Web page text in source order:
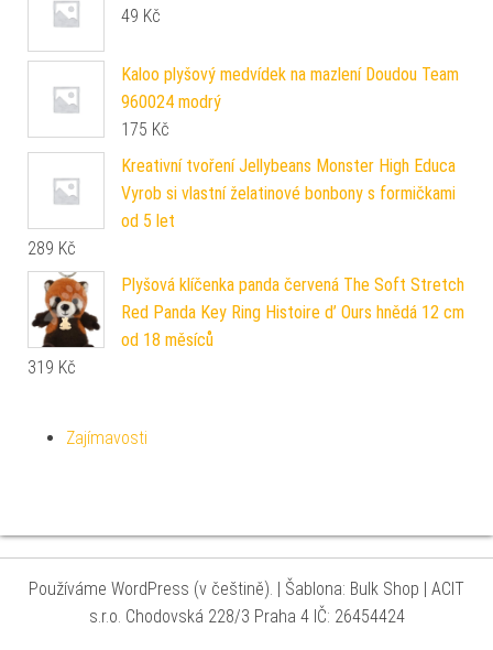
49 Kč
Kaloo plyšový medvídek na mazlení Doudou Team
960024 modrý
175 Kč
Kreativní tvoření Jellybeans Monster High Educa
Vyrob si vlastní želatinové bonbony s formičkami
od 5 let
289 Kč
Plyšová klíčenka panda červená The Soft Stretch
Red Panda Key Ring Histoire d’ Ours hnědá 12 cm
od 18 měsíců
319 Kč
Zajímavosti
Používáme WordPress (v češtině). | Šablona: Bulk Shop | ACIT
s.r.o. Chodovská 228/3 Praha 4 IČ: 26454424